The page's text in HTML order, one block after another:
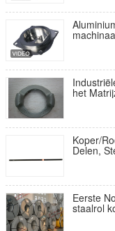
het
Koper/
Delen,
Eerste
staalrol